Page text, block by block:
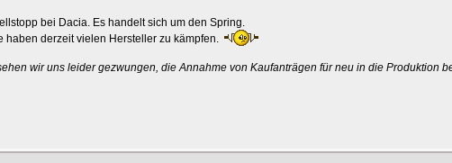
bei Dacia. Es handelt sich um den Spring.
derzeit vielen Hersteller zu kämpfen.
wir uns leider gezwungen, die Annahme von Kaufanträgen für neu in die Produktion